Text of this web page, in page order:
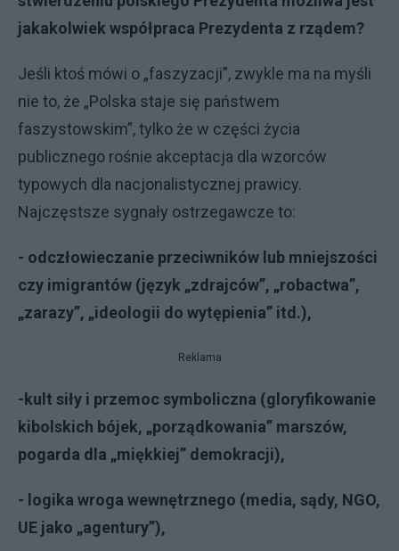
jakakolwiek współpraca Prezydenta z rządem?
Jeśli ktoś mówi o „faszyzacji”, zwykle ma na myśli
nie to, że „Polska staje się państwem
faszystowskim”, tylko że w części życia
publicznego rośnie akceptacja dla wzorców
typowych dla nacjonalistycznej prawicy.
Najczęstsze sygnały ostrzegawcze to:
- odczłowieczanie przeciwników lub mniejszości
czy imigrantów (język „zdrajców”, „robactwa”,
„zarazy”, „ideologii do wytępienia” itd.),
Reklama
-kult siły i przemoc symboliczna (gloryfikowanie
kibolskich bójek, „porządkowania” marszów,
pogarda dla „miękkiej” demokracji),
- logika wroga wewnętrznego (media, sądy, NGO,
UE jako „agentury”),